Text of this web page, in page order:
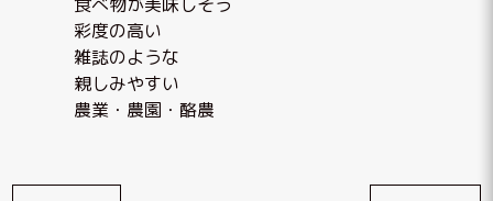
食べ物が美味しそう
彩度の高い
雑誌のような
親しみやすい
農業・農園・酪農